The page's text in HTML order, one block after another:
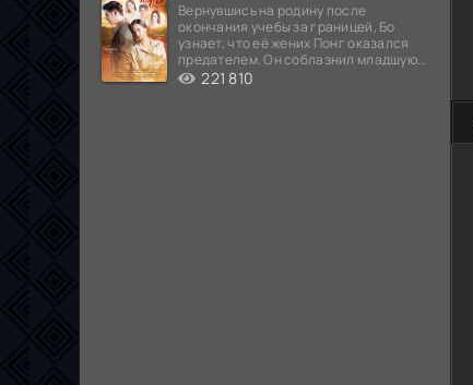
Вернувшись на родину после
окончания учебы за границей, Бо
узнает, что её жених Понг оказался
предателем. Он соблазнил младшую
сестру хозяина
221 810